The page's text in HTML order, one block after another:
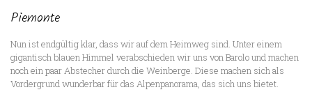
Piemonte
Nun ist endgültig klar, dass wir auf dem Heimweg sind. Unter einem
gigantisch blauen Himmel verabschieden wir uns von Barolo und machen
noch ein paar Abstecher durch die Weinberge. Diese machen sich als
Vordergrund wunderbar für das Alpenpanorama, das sich uns bietet.